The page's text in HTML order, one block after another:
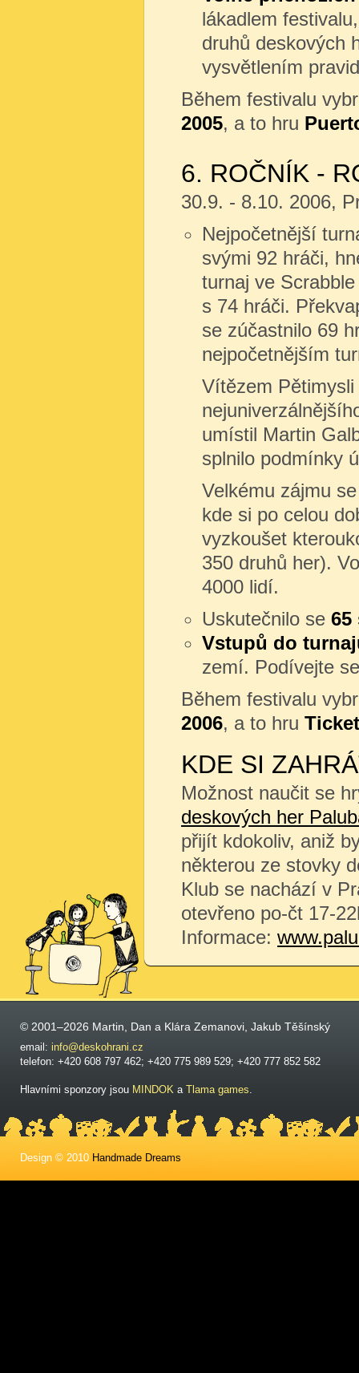
lákadlem
druhů deskových
vysvětlením
Během festivalu
2005, a to hru
6. ROČNÍK -
30.9. - 8.10. 2006,
Nejpočetnější
svými 92 hráči,
turnaj ve
s 74 hráči.
se zúčastnilo 69
nejpočetnějším
Vítězem
umístil Martin
splnilo podmínky
Velkému zájmu
kde si po celou
vyzkoušet
350 druhů her).
4000 lidí.
Uskutečnilo se 65
Vstupů do
zemí. Podívejte
Během festivalu
2006, a to hru
KDE SI
Možnost naučit se
deskových her
přijít kdokoliv, aniž
některou ze stovky
Klub se nachází v
otevřeno po-čt 17-
Informace:
© 2001–2026 Martin, Dan a Klára Zemanovi, Jakub Těšínský
email: info@deskohrani.cz
telefon: +420 608 797 462; +420 775 989 529; +420 777 852 582
Hlavními sponzory jsou MINDOK a Tlama games.
Design © 2010 Handmade Dreams